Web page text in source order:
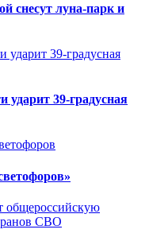
снесут луна-парк и
ударит 39-градусная